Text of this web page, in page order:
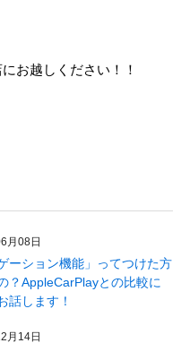
お越しください！！
月08日
ーション機能」ってつけた方
？AppleCarPlayとの比較に
話します！
月14日